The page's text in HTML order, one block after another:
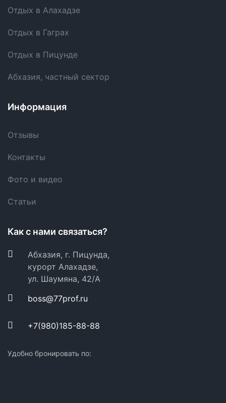
Отдых в Алахадзе
Отдых в Гаграх
Отдых в Пицунде
Абхазия, частный сектор
Информация
Отзывы
Контакты
Фото и видео
Статьи
Как с нами связаться?
Абхазия, г. Пицунда,
курорт Алахадзе,
ул. Шаумяна, 42/А
boss@77prof.ru
+7(980)185-88-88
Удобно бронировать по: